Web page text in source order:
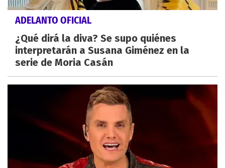
ADELANTO OFICIAL
¿Qué dirá la diva? Se supo quiénes
interpretarán a Susana Giménez en la
serie de Moria Casán